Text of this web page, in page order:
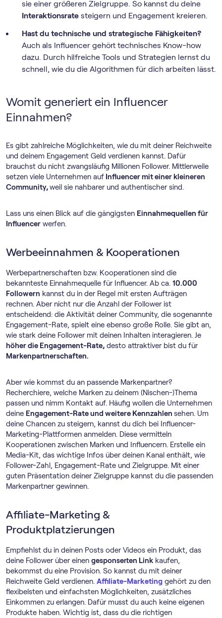
sie einer größeren Zielgruppe. So kannst du deine
Interaktionsrate steigern und Engagement kreieren.
Hast du technische und strategische Fähigkeiten?
Auch als Influencer gehört technisches Know-how
dazu. Durch hilfreiche Tools und Strategien lernst du
schnell, wie du die Algorithmen für dich arbeiten lässt.
Womit generiert ein Influencer
Einnahmen?
Es gibt zahlreiche Möglichkeiten, wie du mit deiner Reichweite
und deinem Engagement Geld verdienen kannst. Dafür
brauchst du nicht zwangsläufig Millionen Follower. Mittlerweile
setzen viele Unternehmen auf Influencer mit einer kleineren
Community,weil sie nahbarer und authentischer sind.
Lass uns einen Blick auf die gängigsten Einnahmequellen für
Influencer werfen.
Werbeeinnahmen & Kooperationen
Werbepartnerschaften bzw. Kooperationen sind die
bekannteste Einnahmequelle für Influencer. Ab ca. 10.000
Followern kannst du in der Regel mit ersten Aufträgen
rechnen. Aber nicht nur die Anzahl der Follower ist
entscheidend: die Aktivität deiner Community, die sogenannte
Engagement-Rate, spielt eine ebenso große Rolle. Sie gibt an,
wie stark deine Follower mit deinen Inhalten interagieren. Je
höher die Engagement-Rate, desto attraktiver bist du für
Markenpartnerschaften.
Aber wie kommst du an passende Markenpartner?
Recherchiere, welche Marken zu deinem (Nischen-)Thema
passen und nimm Kontakt auf. Häufig wollen die Unternehmen
deine Engagement-Rate und weitere Kennzahlen sehen. Um
deine Chancen zu steigern, kannst du dich bei Influencer-
Marketing-Plattformen anmelden. Diese vermitteln
Kooperationen zwischen Marken und Influencern. Erstelle ein
Media-Kit, das wichtige Infos über deinen Kanal enthält, wie
Follower-Zahl, Engagement-Rate und Zielgruppe. Mit einer
guten Präsentation deiner Zielgruppe kannst du die passenden
Markenpartner gewinnen.
Affiliate-Marketing &
Produktplatzierungen
Empfiehlst du in deinen Posts oder Videos ein Produkt, das
deine Follower über einen gesponserten Link kaufen,
bekommst du eine Provision. So kannst du mit deiner
Reichweite Geld verdienen. Affiliate-Marketing gehört zu den
flexibelsten und einfachsten Möglichkeiten, zusätzliches
Einkommen zu erlangen. Dafür musst du auch keine eigenen
Produkte haben. Wichtig ist, dass du die richtigen